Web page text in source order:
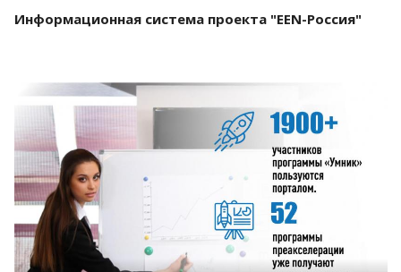
Информационная система проекта "EEN-Россия"
Смотреть проект